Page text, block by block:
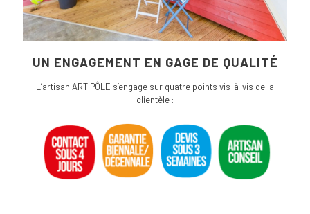
UN ENGAGEMENT EN GAGE DE QUALITÉ
L’artisan ARTIPÔLE s’engage sur quatre points vis-à-vis de la
clientèle :